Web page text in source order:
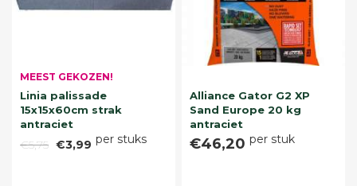
MEEST GEKOZEN!
Linia palissade
15x15x60cm strak
antraciet
€5,75 €3,99 per stuks
Alliance Gator G2 XP
Sand Europe 20 kg
antraciet
€46,20 per stuk